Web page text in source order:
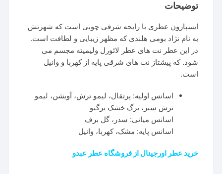
توضیحات
ایسپازون عطری با رایحه شرقی چوبی است که شهرتش
به نام نژاد بومی هلندی که مظهر زیبایی و لطافت است.
در این عطر نت های عطر لائورل ولیمیته مجسم می
شود. که پیشتاز نت های شرقی پایه از کهربا و وانیل
است.
اسانس اولیه: پرتقال، لیمو ترش، آویشن، لیمو
ترش سبز، برگ خشک برگبو
اسانس میانی: سدر، گل برف
اسانس پایه: مشک، کهربا، وانیل
خرید عطر اورجینال از فروشگاه عطر عبدو